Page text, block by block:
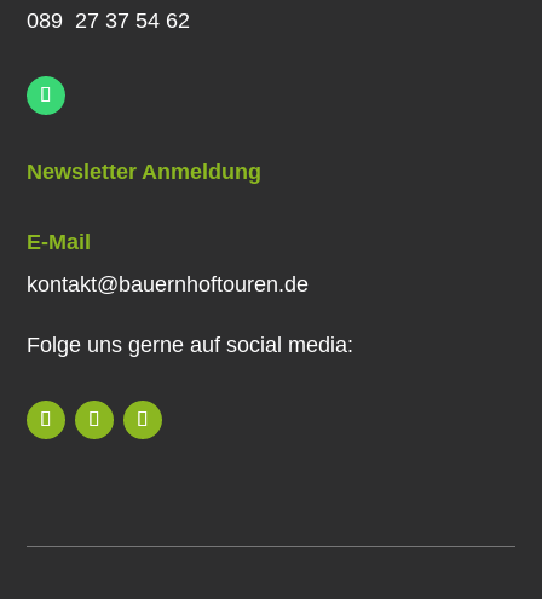
089 27 37 54 62
Newsletter Anmeldung
E-Mail
kontakt@bauernhoftouren.de
Folge uns gerne auf social media: